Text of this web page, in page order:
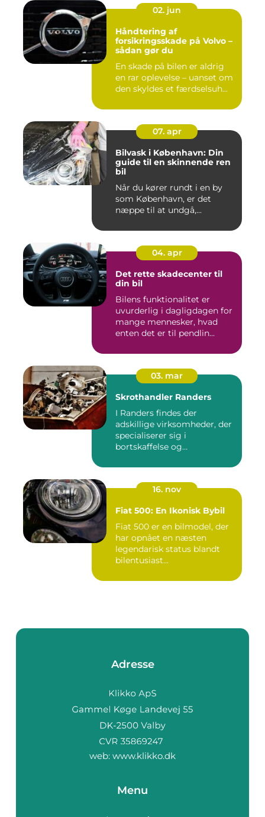
02. jun
Håndtering af
forsikringsskade på Volvo –
sådan gør du
En skade på bilen er aldrig
en rar oplevelse – uanset om
den skyldes et færdselsuh...
07. apr
Bilvask i København: Din
guide til en skinnende ren
bil
Når du kører rundt i en by
som København, er det
næppe til at undgå,...
04. apr
Det rette skadecenter til
din bil
Bilens funktionalitet er
uvurderlig i dagligdagen for
mange mennesker, hvad
enten det er til pendlin...
03. mar
Skrothandler Randers
I Randers findes der
adskillige virksomheder, der
specialiserer sig i
bortskaffelse og
16. nov
Fiat 500: En Ikonisk Bybil
Fiat 500 er en bilmodel, der
har opnået en næsten
legendarisk status blandt
bilentusiast...
Adresse
web: www.klikko.dk
Menu